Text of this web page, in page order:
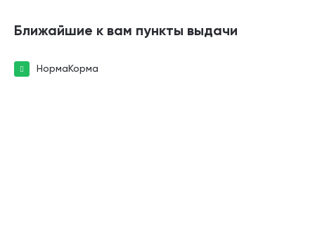
Ближайшие к вам пункты выдачи
НормаКорма